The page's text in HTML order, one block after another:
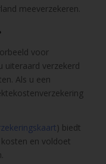
meeverzekeren.
voor
uiteraard verzekerd
Als u een
) biedt
en voldoet